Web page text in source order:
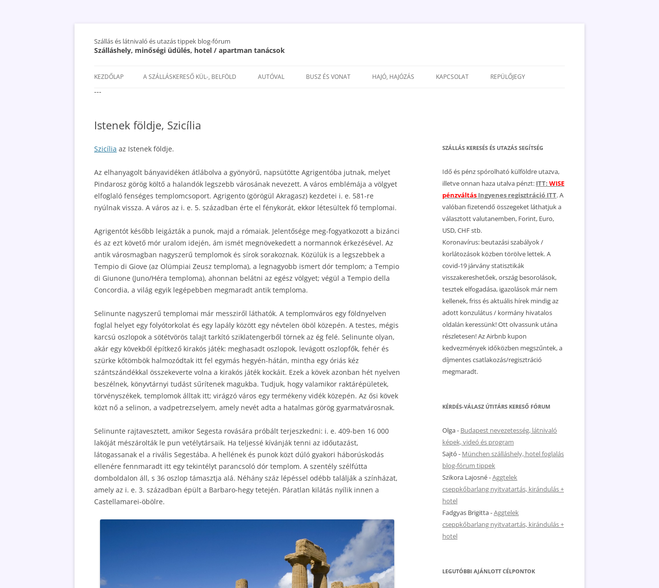
Szállás és látnivaló és utazás tippek blog-fórum
Szálláshely, minőségi üdülés, hotel / apartman tanácsok
a
KEZDŐLAP A SZÁLLÁSKERESŐ KÜL-, BELFÖLD AUTÓVAL BUSZ ÉS VONAT HAJÓ, HAJÓZÁS KAPCSOLAT REPÜLŐJEGY
---
Istenek földje, Szicília
Szicília az Istenek földje.
Az elhanyagolt bányavidéken átlábolva a gyönyörű, napsütötte Agrigentóba jutnak, melyet
Pindarosz görög költő a halandók legszebb városának nevezett. A város emblémája a völgyet
elfoglaló fenséges templomcsoport. Agrigento (görögül Akragasz) kezdetei i. e. 581-re
nyúlnak vissza. A város az i. e. 5. században érte el fénykorát, ekkor létesültek fő templomai.
Agrigentót később leigázták a punok, majd a rómaiak. Jelentősége meg-fogyatkozott a bizánci
és az ezt követő mór uralom idején, ám ismét megnövekedett a normannok érkezésével. Az
antik városmagban nagyszerű templomok és sírok sorakoznak. Közülük is a legszebbek a
Tempio di Giove (az Olümpiai Zeusz temploma), a legnagyobb ismert dór templom; a Tempio
di Giunone (Juno/Héra temploma), ahonnan belátni az egész völgyet; végül a Tempio della
Concordia, a világ egyik legépebben megmaradt antik temploma.
Selinunte nagyszerű templomai már messziről láthatók. A templomváros egy földnyelven
foglal helyet egy folyótorkolat és egy lapály között egy névtelen öböl közepén. A testes, mégis
karcsú oszlopok a sötétvörös talajt tarkító sziklatengerből törnek az ég felé. Selinunte olyan,
akár egy kövekből építkező kirakós játék: meghasadt oszlopok, levágott oszlopfők, fehér és
szürke kőtömbök halmozódtak itt fel egymás hegyén-hátán, mintha egy óriás kéz
szántszándékkal összekeverte volna a kirakós játék kockáit. Ezek a kövek azonban hét nyelven
beszélnek, könyvtárnyi tudást sűrítenek magukba. Tudjuk, hogy valamikor raktárépületek,
törvényszékek, templomok álltak itt; virágzó város egy termékeny vidék közepén. Az ősi kövek
közt nő a selinon, a vadpetrezselyem, amely nevét adta a hatalmas görög gyarmatvárosnak.
Selinunte rajtavesztett, amikor Segesta rovására próbált terjeszkedni: i. e. 409-ben 16 000
lakóját mészárolták le pun vetélytársaik. Ha teljessé kívánják tenni az időutazást,
látogassanak el a rivális Segestába. A hellének és punok közt dúló gyakori háborúskodás
ellenére fennmaradt itt egy tekintélyt parancsoló dór templom. A szentély szélfútta
domboldalon áll, s 36 oszlop támasztja alá. Néhány száz lépéssel odébb találják a színházat,
amely az i. e. 3. században épült a Barbaro-hegy tetején. Páratlan kilátás nyílik innen a
Castellamarei-öbölre.
SZÁLLÁS KERESÉS ÉS UTAZÁS SEGÍTSÉG
Idő és pénz spórolható külföldre utazva,
illetve onnan haza utalva pénzt: ITT: WISE
pénzváltás Ingyenes regisztráció ITT. A
valóban fizetendő összegeket láthatjuk a
választott valutanemben, Forint, Euro,
USD, CHF stb.
Koronavírus: beutazási szabályok /
korlátozások közben törölve lettek. A
covid-19 járvány statisztikák
visszakereshetőek, ország besorolások,
tesztek elfogadása, igazolások már nem
kellenek, friss és aktuális hírek mindig az
adott konzulátus / kormány hivatalos
oldalán keressünk! Ott olvassunk utána
részletesen! Az Airbnb kupon
kedvezmények időközben megszűntek, a
díjmentes csatlakozás/regisztráció
megmaradt.
KÉRDÉS-VÁLASZ ÚTITÁRS KERESŐ FÓRUM
Olga- Budapest nevezetesség, látnivaló
képek, videó és program
Sajtó - München szálláshely, hotel foglalás
blog-fórum tippek
Szikora Lajosné-Aggtelek
cseppkőbarlang nyitvatartás, kirándulás +
hotel
Fadgyas Brigitta-Aggtelek
cseppkőbarlang nyitvatartás, kirándulás +
hotel
LEGUTÓBBI AJÁNLOTT CÉLPONTOK